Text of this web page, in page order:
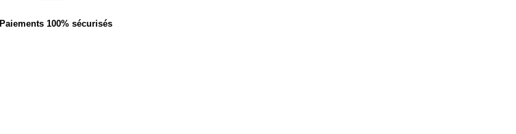
Paiements 100% sécurisés